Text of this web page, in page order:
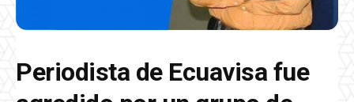
Periodista de Ecuavisa fue